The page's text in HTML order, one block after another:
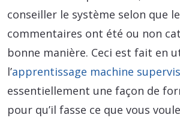
conseiller le système selon que
commentaires ont été ou non
bonne manière. Ceci est fait en
l’apprentissage machine
essentiellement une façon de
pour qu’il fasse ce que vous